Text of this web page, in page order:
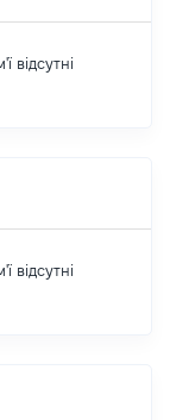
відсутні
відсутні